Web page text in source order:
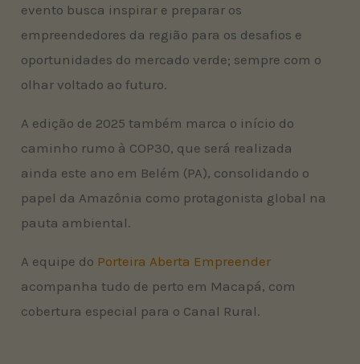
evento busca inspirar e preparar os
empreendedores da região para os desafios e
oportunidades do mercado verde; sempre com o
olhar voltado ao futuro.
A edição de 2025 também marca o início do
caminho rumo à COP30, que será realizada
ainda este ano em Belém (PA), consolidando o
papel da Amazônia como protagonista global na
pauta ambiental.
A equipe do Porteira Aberta Empreender
acompanha tudo de perto em Macapá, com
cobertura especial para o Canal Rural.